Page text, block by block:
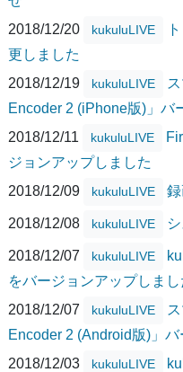
2018/12/20
kukuluLIVE
更しました
2018/12/19
kukuluLIVE
Encoder 2 (iPhone版)」バ
2018/12/11
kukuluLIVE
ジョンアップしました
2018/12/09
kukuluLIVE
2018/12/08 kukuluLIVE
2018/12/07 kukuluLIVE
をバージョンアップしまし
2018/12/07
kukuluLIVE
Encoder 2 (Android版)」
2018/12/03
kukuluLIVE